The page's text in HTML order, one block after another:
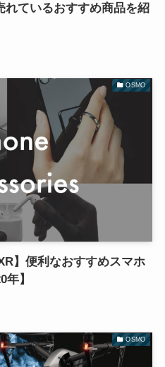
れているおすすめ商品を紹
OSMO
】便利なおすすめスマホ
】
OSMO